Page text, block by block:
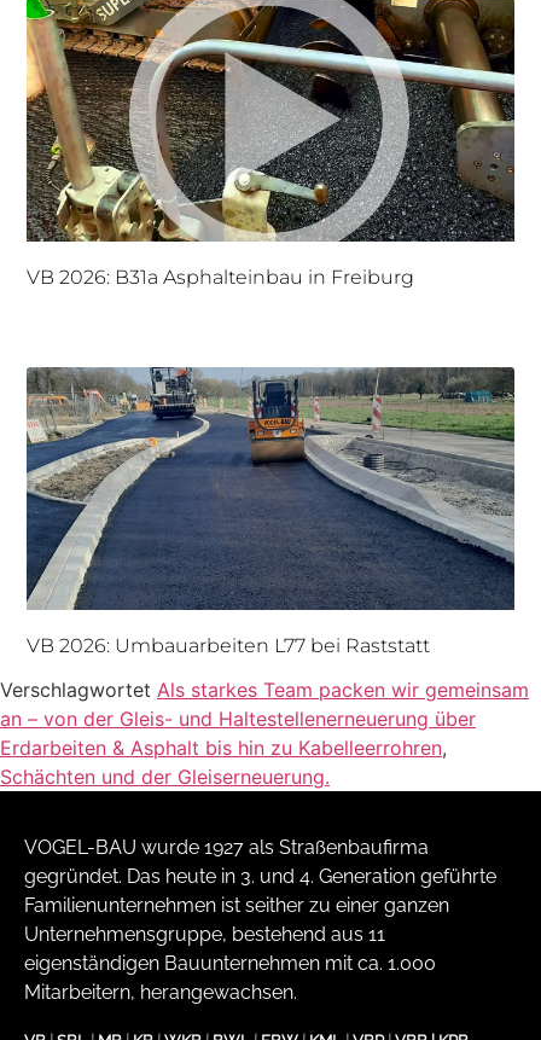
VB 2026: B31a Asphalteinbau in Freiburg
VB 2026: Umbauarbeiten L77 bei Raststatt
Verschlagwortet Als starkes Team packen wir gemeinsam
an – von der Gleis- und Haltestellenerneuerung über
Erdarbeiten & Asphalt bis hin zu Kabelleerrohren,
Schächten und der Gleiserneuerung.
VOGEL-BAU wurde 1927 als Straßenbaufirma
gegründet. Das heute in 3. und 4. Generation geführte
Familienunternehmen ist seither zu einer ganzen
Unternehmensgruppe, bestehend aus 11
eigenständigen Bauunternehmen mit ca. 1.000
Mitarbeitern, herangewachsen.